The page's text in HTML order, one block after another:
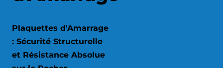
Plaquettes d'Amarrage
: Sécurité Structurelle
et Résistance Absolue